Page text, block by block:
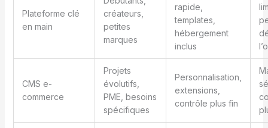
Plateforme clé
en main
créateurs,
petites
marques
rapide,
templates,
hébergement
inclus
CMS e-
commerce
Projets
évolutifs,
PME, besoins
spécifiques
Personnalisation,
extensions,
contrôle plus fin